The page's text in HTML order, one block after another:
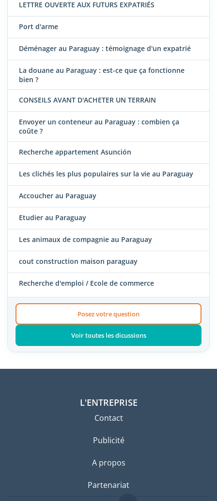
LETTRE OUVERTE AUX FUTURS EXPATRIÉS
Port d'arme
Déménager au Paraguay : témoignage d'un expatrié
La douane au Paraguay : est-ce que ça fonctionne
bien ?
CONSEILS AVANT D'ACHETER UN TERRAIN
Envoyer un conteneur au Paraguay : combien ça
coûte ?
Recherche appartement Asunción
Les clichés les plus populaires sur la vie au Paraguay
Accoucher au Paraguay
Etudier au Paraguay
Les animaux de compagnie au Paraguay
cout construction maison paraguay
Recherche d'emploi / Ecole de commerce
Posez votre question
Voir toutes les dicussions
L'ENTREPRISE
Contact
Publicité
A propos
Partenariat